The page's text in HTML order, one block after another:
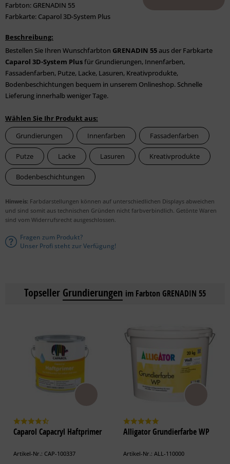
Farbton: GRENADIN 55
Farbkarte: Caparol 3D-System Plus
Beschreibung:
Bestellen Sie Ihren Wunschfarbton GRENADIN 55aus der Farbkarte
Caparol 3D-System Plusfür Grundierungen, Innenfarben,
Fassadenfarben, Putze, Lacke, Lasuren, Kreativprodukte,
Bodenbeschichtungen bequem in unserem Onlineshop. Schnelle
Lieferung innerhalb weniger Tage.
Wählen Sie Ihr Produkt aus:
Grundierungen
Innenfarben Fassadenfarben
Putze Lacke Lasuren Kreativprodukte
Bodenbeschichtungen
Hinweis: Farbdarstellungen können auf unterschiedlichen Displays abweichen
und sind somit aus technischen Gründen nicht farbverbindlich. Getönte Waren
sind vom Widerrufsrecht ausgeschlossen.
Fragen zum Produkt?
Unser Profi steht zur Verfügung!
Topseller Grundierungen im Farbton GRENADIN 55
Caparol Capacryl Haftprimer
Artikel-Nr.: CAP-100337
Alligator Grundierfarbe WP
Artikel-Nr.: ALL-110000